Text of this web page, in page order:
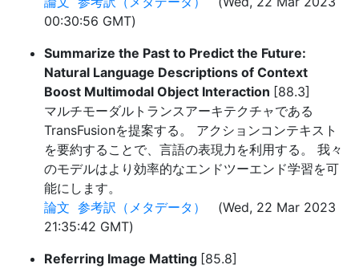
00:30:56 GMT)
Summarize the Past to Predict the Future:
Natural Language Descriptions of Context
Boost Multimodal Object Interaction [88.3]
マルチモーダルトランスアーキテクチャである
TransFusionを提案する。 アクションコンテキスト
を要約することで、言語の表現力を利用する。 我々
のモデルはより効率的なエンドツーエンド学習を可
能にします。
論文 参考訳（メタデータ）
(Wed, 22 Mar 2023
21:35:42 GMT)
Referring Image Matting [85.8]